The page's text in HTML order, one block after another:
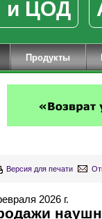
и ЦОД
Продукты
Версия для печати
2026 г.